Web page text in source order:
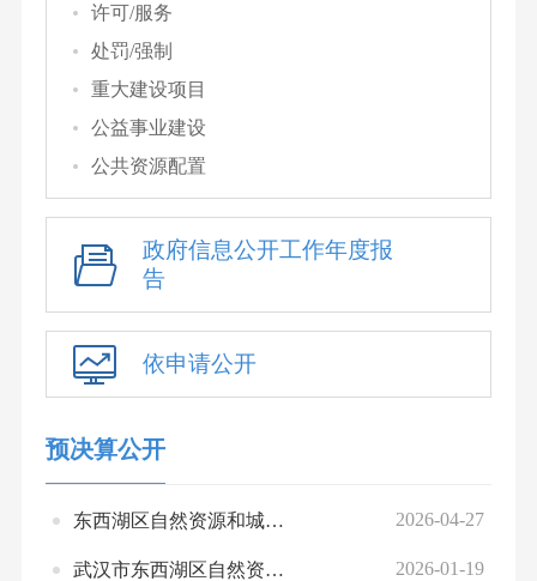
许可/服务
处罚/强制
重大建设项目
公益事业建设
公共资源配置
政府信息公开工作年度报
告
依申请公开
预决算公开
东西湖区自然资源和城乡建设局2025年度部门整体、项目绩效自评情况 2026-04-27
武汉市东西湖区自然资源和城乡建设局2026年部门预算公开 2026-01-19